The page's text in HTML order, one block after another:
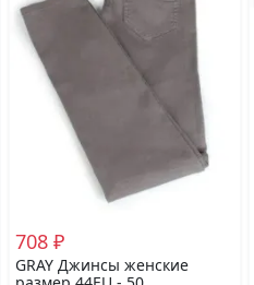
708 ₽
GRAY Джинсы женские